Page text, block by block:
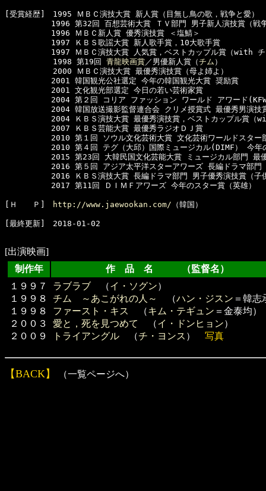
[受賞経歴]　1995 ＭＢＣ演技大賞 新人賞（目無し鳥の歌，戦争と愛）
1996 第32回 百想芸術大賞 ＴＶ部門 男子新人演技賞（戦争
1996 ＭＢＣ新人賞 優秀演技賞 ＜塩鯖＞
1997 ＫＢＳ歌謡大賞 新人歌手賞，10大歌手賞
1997 ＭＢＣ演技大賞 人気賞，ベストカップル賞（with チェ
1998 第19回 青龍映画賞／男優新人賞（チム ）
  　　　　　2000 ＭＢＣ演技大賞 最優秀演技賞（母よ姉よ）
2001 韓国観光公社選定 今年の韓国観光大賞 奨励賞
2001 文化観光部選定 今日の若い芸術家賞
2004 第２回 コリア ファッション ワールド アワード(KFWA
2004 韓国放送撮影監督連合会 クリメ授賞式 最優秀男演技賞
2004 ＫＢＳ演技大賞 最優秀演技賞，ベストカップル賞（with
2007 ＫＢＳ芸能大賞 最優秀ラジオＤＪ賞
2010 第１回 ソウル文化芸術大賞 文化芸術ワールドスター
2010 第４回 テグ（大邱）国際ミュージカル(DIMF） 今年の
2015 第23回 大韓民国文化芸能大賞 ミュージカル部門 最
2016 第５回 アジア太平洋スターアワーズ 長編ドラマ部門 男
2016 ＫＢＳ演技大賞 長編ドラマ部門 男子優秀演技賞（子供
2017 第11回 ＤＩＭＦアワーズ 今年のスター賞（英雄）
[Ｈ　　Ｐ] http://www.jaewookan.com/ （韓国）
[最終更新]　2018-01-02
[出演映画]
制作年
作 品 名 （監督名）
１９９７
１９９８
１９９８
２００３
２００９
ラブラブ （イ・ソグン）
チム ～あこがれの人～
（ハン・ジスン ＝韓志
ファースト・キス
（キム・テギュン ＝金泰均）
愛と，死を見つめて
（イ・ドンヒョン）
トライアングル （チ・ヨンス ）写真
【BACK】 （一覧ページへ）